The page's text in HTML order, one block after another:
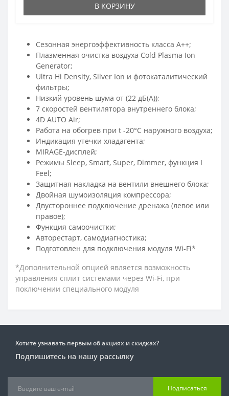
В КОРЗИНУ
Сезонная энергоэффективность класса А++;
Плазменная очистка воздуха Cold Plasma Ion
Generator;
Ultra Hi Density, Silver Ion и фотокаталитический
фильтры;
Низкий уровень шума от (22 дБ(А));
7 скоростей вентилятора внутреннего блока;
4D AUTO Air;
Работа на обогрев при t -20°С наружного воздуха;
Индикация утечки хладагента;
MIRAGE-дисплей;
Режимы Sleep, Smart, Super, Dimmer, функция I
Feel;
Защитная накладка на вентили внешнего блока;
Двойная шумоизоляция компрессора;
Двустороннее подключение дренажа (левое или
правое);
Функция самоочистки;
Авторестарт, самодиагностика;
Подготовлен для подключения модуля Wi-Fi*
*Дополнительной опцией является возможность
управления сплит системами через Wi-Fi, при
поключении специального модуля
Хотите узнавать первым об акциях и скидках?
Подпишитесь на нашу рассылку
Подписаться